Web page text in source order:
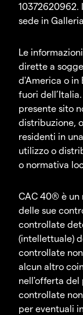
10372620962.
sede in
Le
dirette a
d'America o in
fuori
presente sito
distribuzione,
residenti in
utilizzo o
o normativa
CAC 40® è un
delle sue
controllate
(intellettuale)
controllate
alcun altro
nell'offerta del
controllate
per eventuali